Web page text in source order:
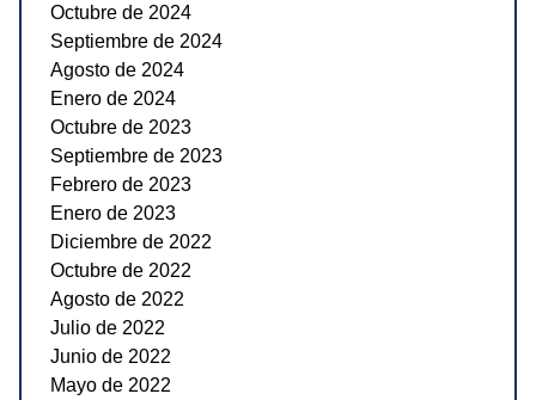
Octubre de 2024
Septiembre de 2024
Agosto de 2024
Enero de 2024
Octubre de 2023
Septiembre de 2023
Febrero de 2023
Enero de 2023
Diciembre de 2022
Octubre de 2022
Agosto de 2022
Julio de 2022
Junio de 2022
Mayo de 2022